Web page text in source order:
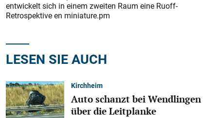
entwickelt sich in einem zweiten Raum eine Ruoff-
Retrospektive en miniature.pm
LESEN SIE AUCH
Kirchheim
Auto schanzt bei Wendlingen
über die Leitplanke